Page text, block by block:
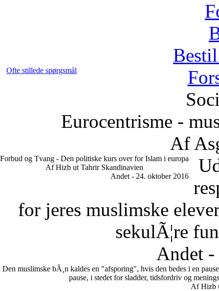
Ofte stillede spørgsmål
Eurocentrisme -
Af
Forbud og Tvang - Den politiske kurs over for Islam i europa
Af Hizb ut Tahrir Skandinavien
Andet - 24. oktober 2016
for jeres muslimske
sekulÃ¦re
Andet
Den muslimske bÃ¸n kaldes en "afsporing", hvis den bedes i en
pause, i stedet for sladder, tidsfordriv og
Af Hizb